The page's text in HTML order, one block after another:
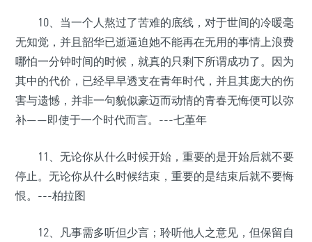
10、当一个人熬过了苦难的底线，对于世间的冷暖毫
无知觉，并且韶华已逝逼迫她不能再在无用的事情上浪费
哪怕一分钟时间的时候，就真的只剩下所谓成功了。因为
其中的代价，已经早早透支在青年时代，并且其庞大的伤
害与遗憾，并非一句貌似豪迈而动情的青春无悔便可以弥
补——即使于一个时代而言。---七堇年
11、无论你从什么时候开始，重要的是开始后就不要
停止。无论你从什么时候结束，重要的是结束后就不要悔
恨。---柏拉图
12、凡事需多听但少言；聆听他人之意见，但保留自